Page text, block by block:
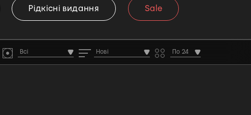
Рідкісні видання Sale
Всі Нові По 24